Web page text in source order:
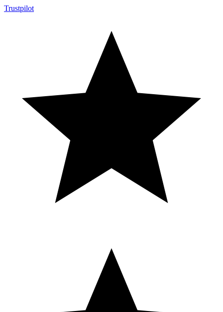
Trustpilot